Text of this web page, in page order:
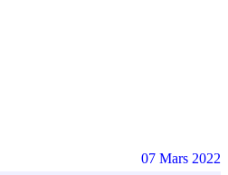
07 Mars 2022